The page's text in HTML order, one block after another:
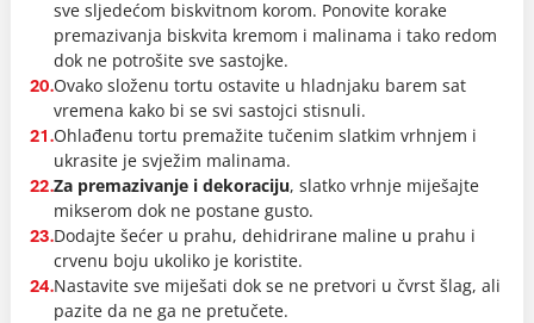
sve sljedećom biskvitnom korom. Ponovite korake
premazivanja biskvita kremom i malinama i tako redom
dok ne potrošite sve sastojke.
20.Ovako složenu tortu ostavite u hladnjaku barem sat
vremena kako bi se svi sastojci stisnuli.
21.Ohlađenu tortu premažite tučenim slatkim vrhnjem i
ukrasite je svježim malinama.
22.Za premazivanje i dekoraciju, slatko vrhnje miješajte
mikserom dok ne postane gusto.
23.Dodajte šećer u prahu, dehidrirane maline u prahu i
crvenu boju ukoliko je koristite.
24.Nastavite sve miješati dok se ne pretvori u čvrst šlag, ali
pazite da ne ga ne pretučete.